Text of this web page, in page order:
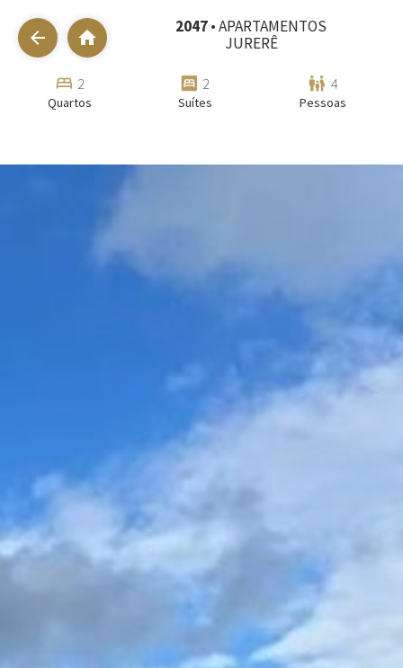
arrow_back home
2047• APARTAMENTOS
JURERÊ
bed 2
Quartos
bedroom_parent 2
Suítes
family_restroom 4
Pessoas